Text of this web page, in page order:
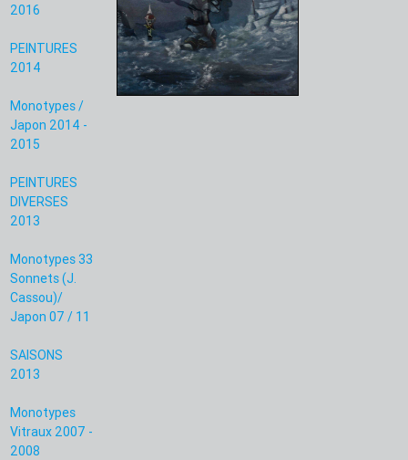
2016
PEINTURES
2014
Monotypes /
Japon 2014 -
2015
PEINTURES
DIVERSES
2013
Monotypes 33
Sonnets (J.
Cassou)/
Japon 07 / 11
SAISONS
2013
Monotypes
Vitraux 2007 -
2008